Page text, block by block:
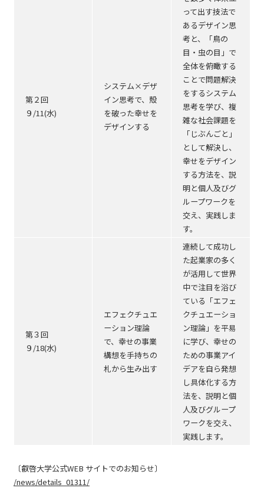
第２回
９/11(水)
システム×デザ
イン思考で、殻
を破った幸せを
デザインする
って出す技法で
あるデザイン思
考と、「鳥の
目・虫の目」で
全体を俯瞰する
ことで問題解決
をするシステム
思考を学び、複
雑な社会課題を
「じぶんごと」
として解決し、
幸せをデザイン
する方法を、説
明と個人及びグ
ループワークを
交え、実践しま
す。
第３回
９/18(水)
エフェクチュエ
ーション理論
で、幸せの事業
構想を手持ちの
札から生み出す
連続して成功し
た起業家の多く
が活用して世界
中で注目を浴び
ている「エフェ
クチュエーショ
ン理論」を平易
に学び、幸せの
ための事業アイ
デアを自ら発想
し具体化する方
法を、説明と個
人及びグループ
ワークを交え、
実践します。
〔叡啓大学公式WEB サイトでのお知らせ〕
/news/details_01311/